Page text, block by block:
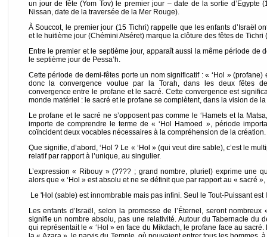
un jour de fête (Yom Tov) le premier jour – date de la sortie d’Égypte
Nissan, date de la traversée de la Mer Rouge).
À Souccot, le premier jour (15 Tichri) rappelle que les enfants d’Israël
et le huitième jour (Chémini Atséret) marque la clôture des fêtes de Tichri
Entre le premier et le septième jour, apparaît aussi la même période de
le septième jour de Pessa’h.
Cette période de demi-fêtes porte un nom significatif : « ‘Hol »
donc la convergence voulue par la Torah, dans les deux fêtes
convergence entre le profane et le sacré. Cette convergence est
monde matériel : le sacré et le profane se complètent, dans la vision de
Le profane et le sacré ne s’opposent pas comme le ‘Hamets et la
importe de comprendre le terme de « ‘Hol Hamoed », période
coïncident deux vocables nécessaires à la compréhension de la création.
Que signifie, d’abord, ‘Hol ? Le « ‘Hol » (qui veut dire sable), c’est le
relatif par rapport à l’unique, au singulier.
L’expression « Ribouy » (???? ; grand nombre, pluriel) exprime une
alors que « ‘Hol » est absolu et ne se définit que par rapport au « sacré
Le 'Hol (sable) est innombrable mais pas infini. Seul le Tout-Puissant est
Les enfants d’Israël, selon la promesse de l’Éternel, seront
signifie un nombre absolu, pas une relativité. Autour du Tabernacle du
qui représentait le « ‘Hol » en face du Mikdach, le profane face au sacré.